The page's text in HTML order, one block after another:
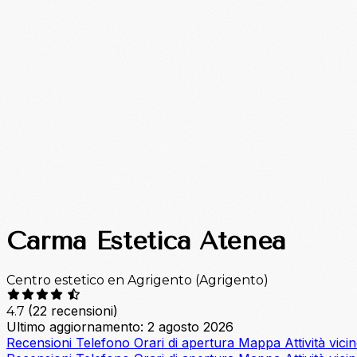
Carma Estetica Atenea
Centro estetico en Agrigento (Agrigento)
4.7 (22 recensioni)
Ultimo aggiornamento: 2 agosto 2026
Recensioni Telefono Orari di apertura Mappa Attività